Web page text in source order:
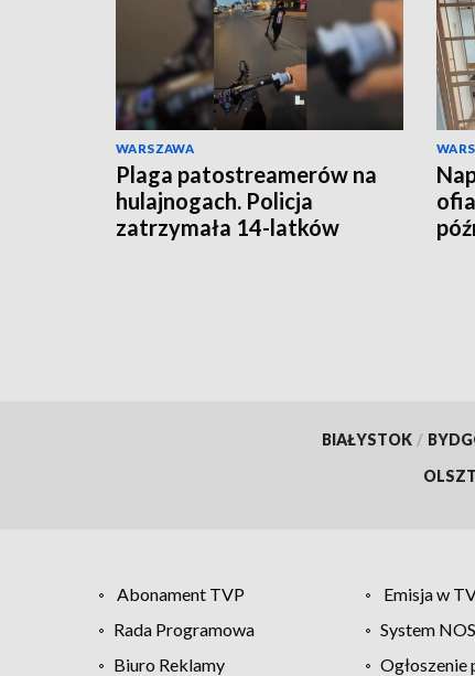
WARSZAWA
Plaga patostreamerów na
hulajnogach. Policja
zatrzymała 14-latków
BIAŁYSTOK /
Abonament TVP Emisja w
Rada Programowa
System NOS
Biuro Reklamy